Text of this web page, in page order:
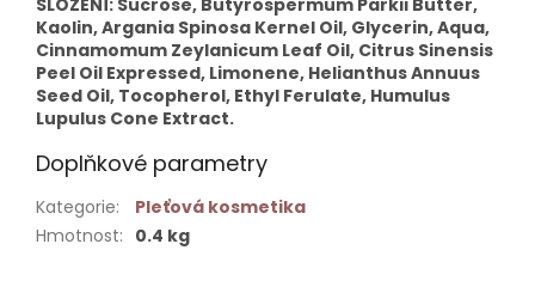
SLOŽENÍ: Sucrose, Butyrospermum Parkii Butter,
Kaolin, Argania Spinosa Kernel Oil, Glycerin, Aqua,
Cinnamomum Zeylanicum Leaf Oil, Citrus Sinensis
Peel Oil Expressed, Limonene, Helianthus Annuus
Seed Oil, Tocopherol, Ethyl Ferulate, Humulus
Lupulus Cone Extract.
Doplňkové parametry
Kategorie:
Pleťová kosmetika
Hmotnost: 0.4 kg